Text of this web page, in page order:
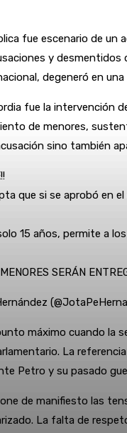
fue escenario de
y desmentidos
degeneró en
fue la intervención
de menores,
sino también
que si se aprobó en
15 años, permite a
SERÁN
máximo cuando la
La
Petro y su pasado
de manifiesto las
La falta de